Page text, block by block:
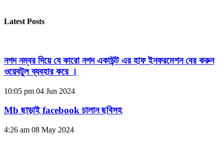
Latest Posts
নগদ নম্বর দিয়ে যে কারো নগদ একাউন্ট এর হাফ ইনফরমেশন বের করুন
ওয়েবটুল ব্যবহার করে ।
10:05 pm 04 Jun 2024
Mb ছাড়াই facebook চালান ছবিসহ
4:26 am 08 May 2024